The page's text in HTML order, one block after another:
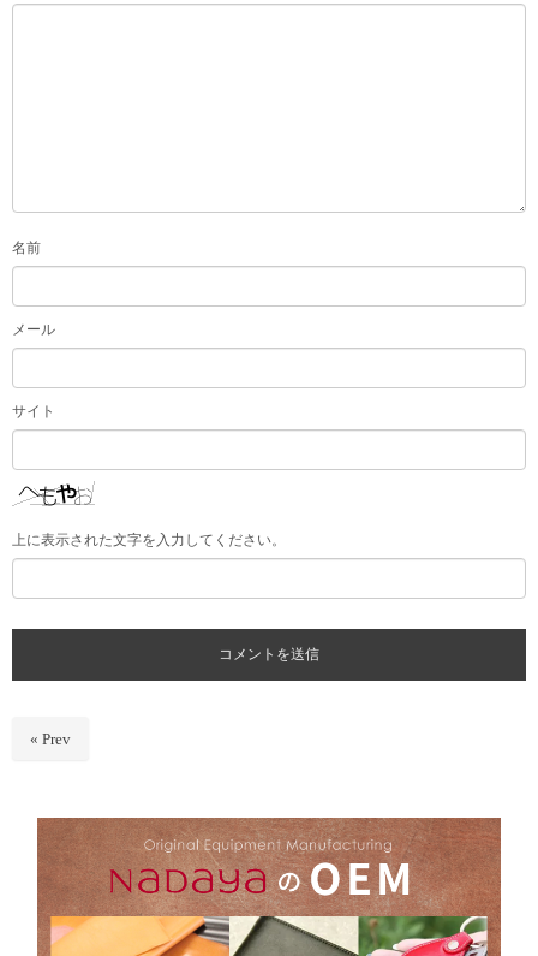
名前
メール
サイト
上に表示された文字を入力してください。
« Prev